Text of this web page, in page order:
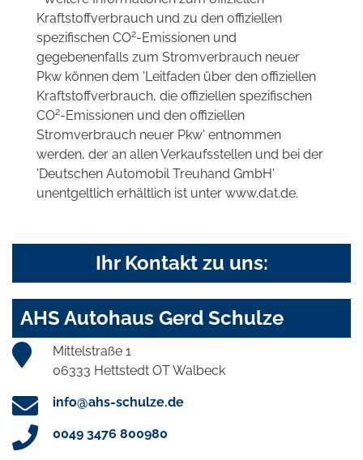
Kraftstoffverbrauch und zu den offiziellen
spezifischen CO2-Emissionen und
gegebenenfalls zum Stromverbrauch neuer
Pkw können dem 'Leitfaden über den offiziellen
Kraftstoffverbrauch, die offiziellen spezifischen
CO2-Emissionen und den offiziellen
Stromverbrauch neuer Pkw' entnommen
werden, der an allen Verkaufsstellen und bei der
'Deutschen Automobil Treuhand GmbH'
unentgeltlich erhältlich ist unter www.dat.de.
Ihr Kontakt zu uns:
AHS Autohaus Gerd Schulze
Mittelstraße 1
06333 Hettstedt OT Walbeck
info@ahs-schulze.de
0049 3476 800980